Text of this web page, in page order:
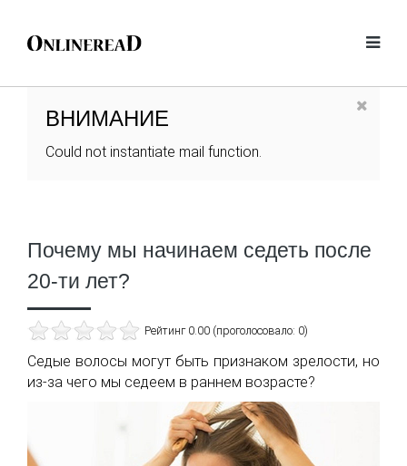
ВНИМАНИЕ
Could not instantiate mail function.
Почему мы начинаем седеть после
20-ти лет?
Рейтинг 0.00 (проголосовало: 0)
Седые волосы могут быть признаком зрелости, но
из-за чего мы седеем в раннем возрасте?